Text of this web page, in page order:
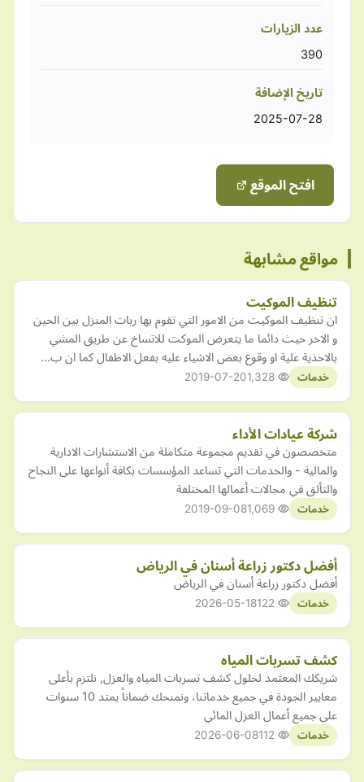
عدد الزيارات
390
تاريخ الإضافة
2025-07-28
افتح الموقع
مواقع مشابهة
تنظيف الموكيت
ان تنظيف الموكيت من الامور التي تقوم بها ربات المنزل بين الحين
و الاخر حيث دائما ما يتعرض الموكت للاتساخ عن طريق المشي
بالاحذية علية او وقوع بعض الاشياء عليه بفعل الاطفال كما ان ب…
خدمات 2019-07-20
شركة عيادات الأداء
متخصصون في تقديم مجموعة متكاملة من الاستشارات الادارية
والمالية - والخدمات التي تساعد المؤسسات بكافة أنواعها على النجاح
والتألق في مجالات أعمالها المختلفة
خدمات 2019-09-08
أفضل دكتور زراعة أسنان في الرياض
أفضل دكتور زراعة أسنان في الرياض
خدمات 2026-05-18
كشف تسربات المياه
شريكك المعتمد لحلول كشف تسربات المياه والعزل, نلتزم بأعلى
معايير الجودة في جميع خدماتنا، ونمنحك ضماناً يمتد 10 سنوات
على جميع أعمال العزل المائي
خدمات 2026-06-08